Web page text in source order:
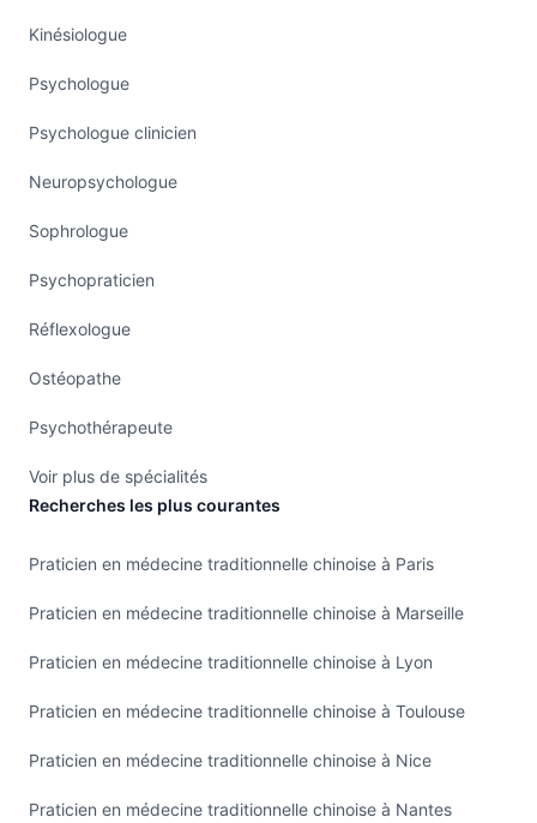
Kinésiologue
Psychologue
Psychologue clinicien
Neuropsychologue
Sophrologue
Psychopraticien
Réflexologue
Ostéopathe
Psychothérapeute
Voir plus de spécialités
Recherches les plus courantes
Praticien en médecine traditionnelle chinoise à Paris
Praticien en médecine traditionnelle chinoise à Marseille
Praticien en médecine traditionnelle chinoise à Lyon
Praticien en médecine traditionnelle chinoise à Toulouse
Praticien en médecine traditionnelle chinoise à Nice
Praticien en médecine traditionnelle chinoise à Nantes